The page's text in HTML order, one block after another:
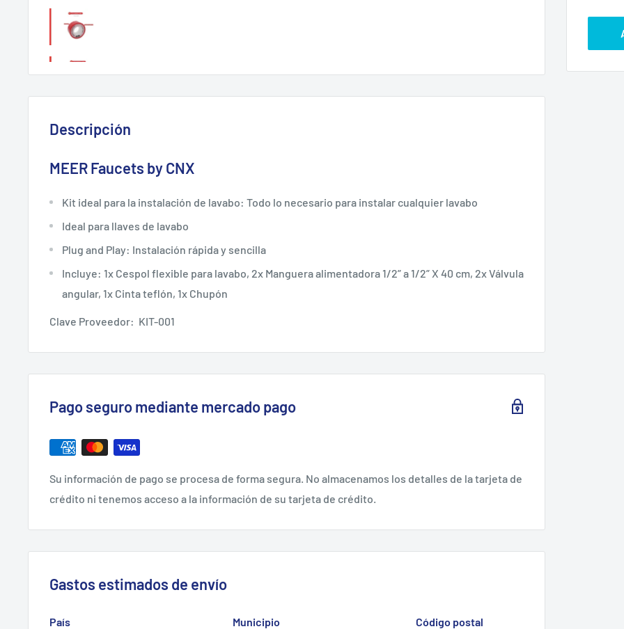
Descripción
MEER Faucets by CNX
Kit ideal para la instalación de lavabo: Todo lo necesario para instalar cualquier lavabo
Ideal para llaves de lavabo
Plug and Play: Instalación rápida y sencilla
Incluye: 1x Cespol flexible para lavabo, 2x Manguera alimentadora 1/2” a 1/2” X 40 cm, 2x Válvula
angular, 1x Cinta teflón, 1x Chupón
Clave Proveedor: KIT-001
Pago seguro mediante mercado pago
Su información de pago se procesa de forma segura. No almacenamos los detalles de la tarjeta de
crédito ni tenemos acceso a la información de su tarjeta de crédito.
Gastos estimados de envío
País Municipio Código postal